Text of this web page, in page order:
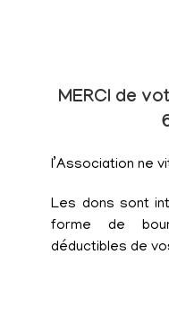
MERCI de
l’Association ne
Les dons sont
forme de
déductibles de